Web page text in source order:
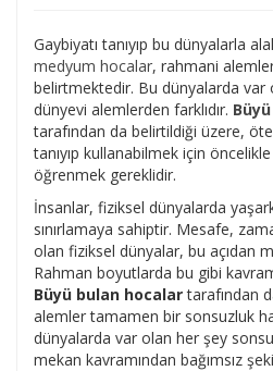
Gaybiyatı tanıyıp bu dünyalarla
medyum hocalar, rahmani
belirtmektedir. Bu dünyalarda var
dünyevi alemlerden farklıdır.
tarafından da belirtildiği üzere,
tanıyıp kullanabilmek için
öğrenmek gereklidir.
İnsanlar, fiziksel dünyalarda
sınırlamaya sahiptir. Mesafe,
olan fiziksel dünyalar, bu açıdan
Rahman boyutlarda bu gibi
Büyü bulan hocalartarafından
alemler tamamen bir sonsuzluk
dünyalarda var olan her şey
mekan kavramından bağımsız